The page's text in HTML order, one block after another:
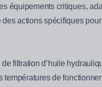
équipements critiques,
actions spécifiques
filtration d’huile
de